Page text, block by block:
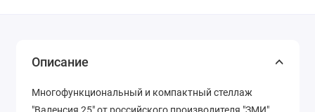
Описание
Многофункциональный и компактный стеллаж